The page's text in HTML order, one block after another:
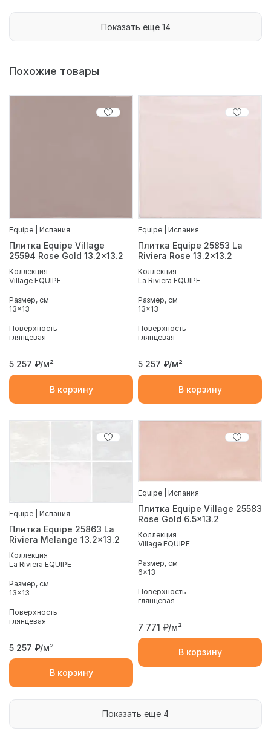
Показать еще 14
Похожие товары
Equipe | Испания
Плитка Equipe Village
25594 Rose Gold 13.2x13.2
Коллекция
Village EQUIPE
Размер, см
13x13
Поверхность
глянцевая
5 257 ₽/м²
В корзину
Equipe | Испания
Плитка Equipe 25853 La
Riviera Rose 13.2x13.2
Коллекция
La Riviera EQUIPE
Размер, см
13x13
Поверхность
глянцевая
5 257 ₽/м²
В корзину
Equipe | Испания
Плитка Equipe 25863 La
Riviera Melange 13.2x13.2
Коллекция
La Riviera EQUIPE
Размер, см
13x13
Поверхность
глянцевая
5 257 ₽/м²
В корзину
Equipe | Испания
Плитка Equipe Village 25583
Rose Gold 6.5x13.2
Коллекция
Village EQUIPE
Размер, см
6x13
Поверхность
глянцевая
7 771 ₽/м²
В корзину
Показать еще 4